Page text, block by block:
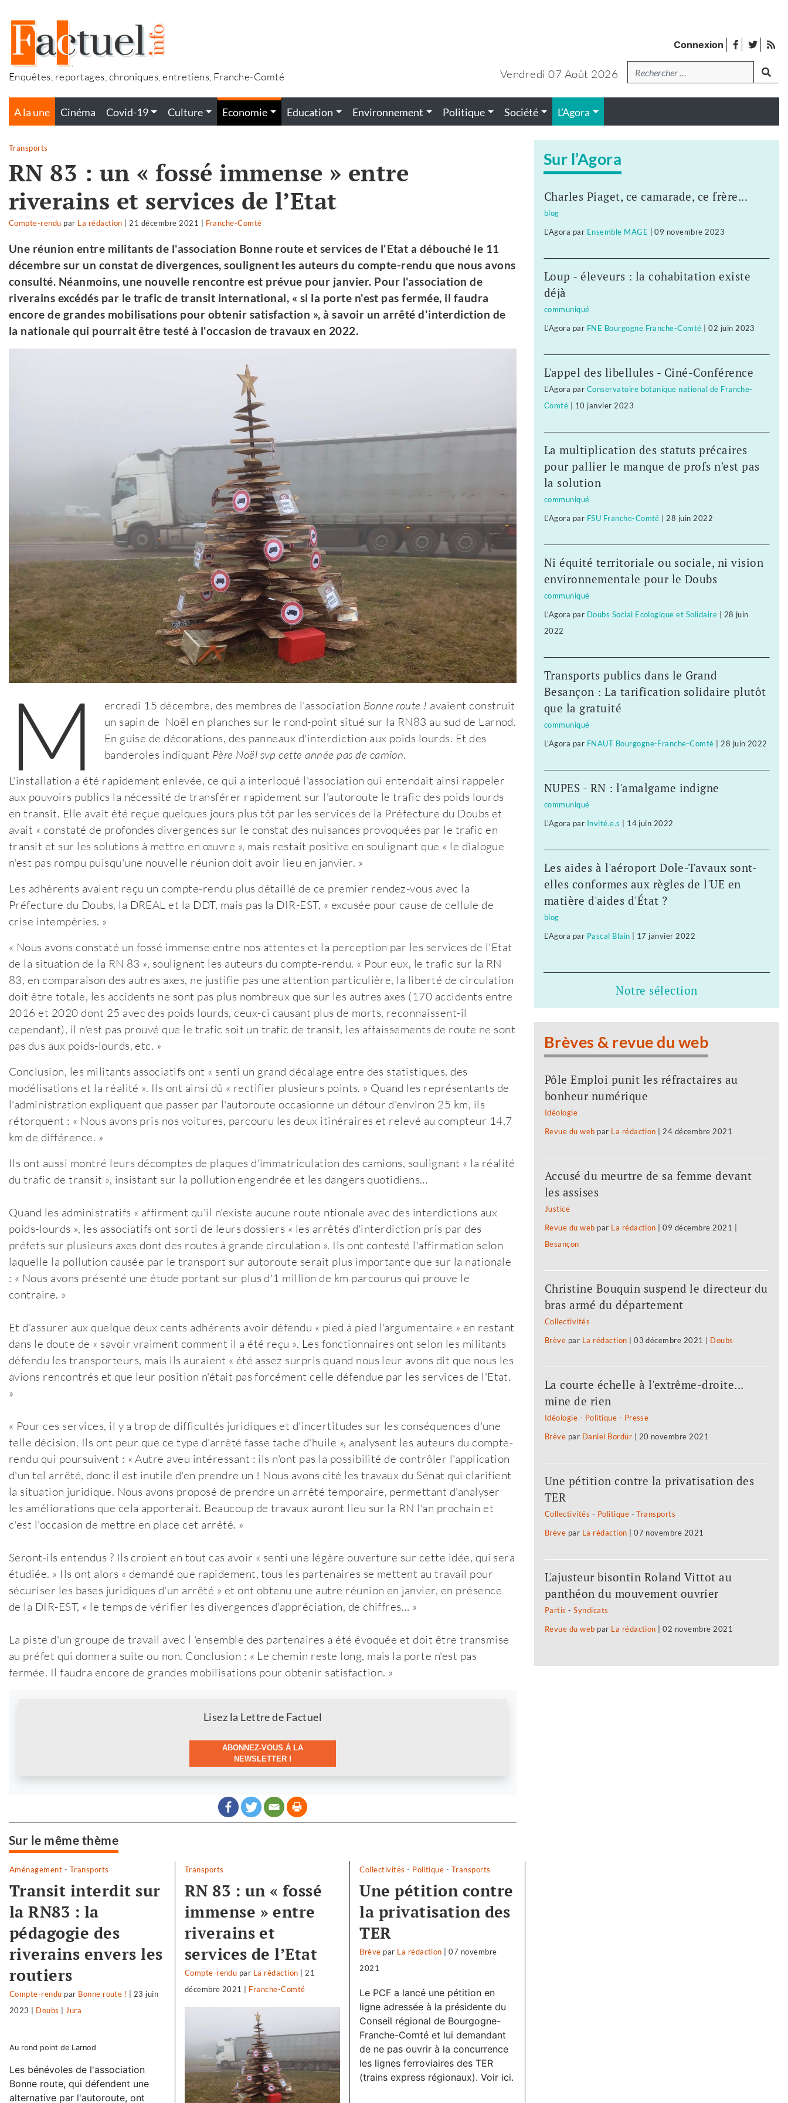
contenu
Enquêtes, reportages, chroniques, entretiens, Franche-Comté
Connexion facebook
twitter
Vendredi 07 Août 2026Recherche
A la une Cinéma Covid-19 Culture Economie Education Environnement Politique Société L’Agora
Transports
RN 83 : un « fossé immense » entre
riverains et services de l’Etat
Compte-rendu par La rédaction 21 décembre 2021 Franche-Comté
Une réunion entre militants de l'association Bonne route et services de l'Etat a débouché le 11
décembre sur un constat de divergences, soulignent les auteurs du compte-rendu que nous avons
consulté. Néanmoins, une nouvelle rencontre est prévue pour janvier. Pour l'association de
riverains excédés par le trafic de transit international, « si la porte n'est pas fermée, il faudra
encore de grandes mobilisations pour obtenir satisfaction », à savoir un arrêté d'interdiction de
la nationale qui pourrait être testé à l'occasion de travaux en 2022.
M ercredi 15 décembre, des membres de l'association Bonne route ! avaient construit
un sapin de Noël en planches sur le rond-point situé sur la RN83 au sud de Larnod.
En guise de décorations, des panneaux d'interdiction aux poids lourds. Et des
banderoles indiquant Père Noël svp cette année pas de camion.
L'installation a été rapidement enlevée, ce qui a interloqué l'association qui entendait ainsi rappeler
aux pouvoirs publics la nécessité de transférer rapidement sur l'autoroute le trafic des poids lourds
en transit. Elle avait été reçue quelques jours plus tôt par les services de la Préfecture du Doubs et
avait « constaté de profondes divergences sur le constat des nuisances provoquées par le trafic en
transit et sur les solutions à mettre en œuvre », mais restait positive en soulignant que « le dialogue
n'est pas rompu puisqu'une nouvelle réunion doit avoir lieu en janvier. »
Les adhérents avaient reçu un compte-rendu plus détaillé de ce premier rendez-vous avec la
Préfecture du Doubs, la DREAL et la DDT, mais pas la DIR-EST, « excusée pour cause de cellule de
crise intempéries. »
« Nous avons constaté un fossé immense entre nos attentes et la perception par les services de l'Etat
de la situation de la RN 83 », soulignent les auteurs du compte-rendu. « Pour eux, le trafic sur la RN
83, en comparaison des autres axes, ne justifie pas une attention particulière, la liberté de circulation
doit être totale, les accidents ne sont pas plus nombreux que sur les autres axes (170 accidents entre
2016 et 2020 dont 25 avec des poids lourds, ceux-ci causant plus de morts, reconnaissent-il
cependant), il n'est pas prouvé que le trafic soit un trafic de transit, les affaissements de route ne sont
pas dus aux poids-lourds, etc. »
Conclusion, les militants associatifs ont « senti un grand décalage entre des statistiques, des
modélisations et la réalité ». Ils ont ainsi dû « rectifier plusieurs points. » Quand les représentants de
l'administration expliquent que passer par l'autoroute occasionne un détour d'environ 25 km, ils
rétorquent : « Nous avons pris nos voitures, parcouru les deux itinéraires et relevé au compteur 14,7
km de différence. »
Ils ont aussi montré leurs décomptes de plaques d'immatriculation des camions, soulignant « la réalité
du trafic de transit », insistant sur la pollution engendrée et les dangers quotidiens…
Quand les administratifs « affirment qu'il n'existe aucune route ntionale avec des interdictions aux
poids-lourds », les associatifs ont sorti de leurs dossiers « les arrêtés d'interdiction pris par des
préfets sur plusieurs axes dont des routes à grande circulation ». Ils ont contesté l'affirmation selon
laquelle la pollution causée par le transport sur autoroute serait plus importante que sur la nationale
: « Nous avons présenté une étude portant sur plus d'1 million de km parcourus qui prouve le
contraire. »
Et d'assurer aux quelque deux cents adhérents avoir défendu « pied à pied l'argumentaire » en restant
dans le doute de « savoir vraiment comment il a été reçu ». Les fonctionnaires ont selon les militants
défendu les transporteurs, mais ils auraient « été assez surpris quand nous leur avons dit que nous les
avions rencontrés et que leur position n'était pas forcément celle défendue par les services de l'Etat.
»
« Pour ces services, il y a trop de difficultés juridiques et d'incertitudes sur les conséquences d'une
telle décision. Ils ont peur que ce type d'arrêté fasse tache d'huile », analysent les auteurs du compte-
rendu qui poursuivent : « Autre aveu intéressant : ils n'ont pas la possibilité de contrôler l'application
d'un tel arrêté, donc il est inutile d'en prendre un ! Nous avons cité les travaux du Sénat qui clarifient
la situation juridique. Nous avons proposé de prendre un arrêté temporaire, permettant d'analyser
les améliorations que cela apporterait. Beaucoup de travaux auront lieu sur la RN l'an prochain et
c'est l'occasion de mettre en place cet arrêté. »
Seront-ils entendus ? Ils croient en tout cas avoir « senti une légère ouverture sur cette idée, qui sera
étudiée. » Ils ont alors « demandé que rapidement, tous les partenaires se mettent au travail pour
sécuriser les bases juridiques d'un arrêté » et ont obtenu une autre réunion en janvier, en présence
de la DIR-EST, « le temps de vérifier les divergences d'appréciation, de chiffres… »
La piste d'un groupe de travail avec l 'ensemble des partenaires a été évoquée et doit être transmise
au préfet qui donnera suite ou non. Conclusion : « Le chemin reste long, mais la porte n'est pas
fermée. Il faudra encore de grandes mobilisations pour obtenir satisfaction. »
Lisez la Lettre de Factuel
ABONNEZ-VOUS À LA
NEWSLETTER !
Sur le même thème
Aménagement - Transports
Transit interdit sur
la RN83 : la
pédagogie des
riverains envers les
routiers
Compte-rendu par Bonne route !
23 juin
2023
Doubs |Jura
Au rond point de Larnod
Les bénévoles de l'association
Bonne route, qui défendent une
alternative par l'autoroute, ont
Transports
RN 83 : un « fossé
immense » entre
riverains et
services de l’Etat
Compte-rendu par La rédaction |21
décembre 2021
Franche-Comté
Collectivités - Politique - Transports
Une pétition contre
la privatisation des
TER
Brève par La rédaction |07 novembre
2021
Le PCF a lancé une pétition en
ligne adressée à la présidente du
Conseil régional de Bourgogne-
Franche-Comté et lui demandant
de ne pas ouvrir à la concurrence
les lignes ferroviaires des TER
(trains express régionaux). Voir ici.
Sur l’Agora
Charles Piaget, ce camarade, ce frère...
blog
L'Agora par Ensemble MAGE |09 novembre 2023
Loup - éleveurs : la cohabitation existe
déjà
communiqué
L'Agora par FNE Bourgogne Franche-Comté |02 juin 2023
L'appel des libellules - Ciné-Conférence
L'Agora par Conservatoire botanique national de Franche-
Comté
10 janvier 2023
La multiplication des statuts précaires
pour pallier le manque de profs n'est pas
la solution
communiqué
L'Agora par FSU Franche-Comté 28 juin 2022
Ni équité territoriale ou sociale, ni vision
environnementale pour le Doubs
communiqué
L'Agora par Doubs Social Ecologique et Solidaire
28 juin
2022
Transports publics dans le Grand
Besançon : La tarification solidaire plutôt
que la gratuité
communiqué
L'Agora par FNAUT Bourgogne-Franche-Comté 28 juin 2022
NUPES - RN : l'amalgame indigne
communiqué
L'Agora par Invité.e.s 14 juin 2022
Les aides à l'aéroport Dole-Tavaux sont-
elles conformes aux règles de l'UE en
matière d'aides d'État ?
blog
L'Agora par Pascal Blain 17 janvier 2022
Notre sélection
Brèves & revue du web
Pôle Emploi punit les réfractaires au
bonheur numérique
Idéologie
Revue du web par La rédaction 24 décembre 2021
Accusé du meurtre de sa femme devant
les assises
Justice
Revue du web par La rédaction |09 décembre 2021
Besançon
Christine Bouquin suspend le directeur du
bras armé du département
Collectivités
Brève par La rédaction |03 décembre 2021 Doubs
La courte échelle à l'extrême-droite...
mine de rien
Idéologie - Politique - Presse
Brève par Daniel Bordür 20 novembre 2021
Une pétition contre la privatisation des
TER
Collectivités - Politique -Transports
Brève par La rédaction |07 novembre 2021
L'ajusteur bisontin Roland Vittot au
panthéon du mouvement ouvrier
Partis -Syndicats
Revue du web par La rédaction |02 novembre 2021